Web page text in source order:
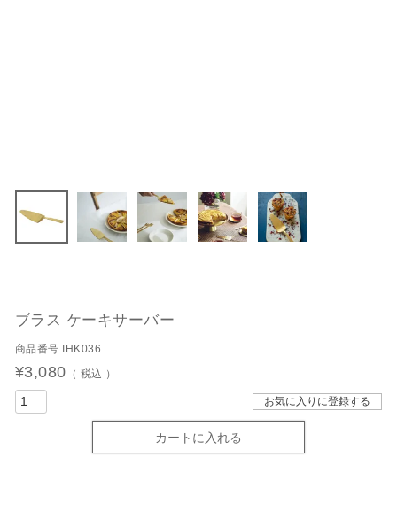
ブラス ケーキサーバー
商品番号 IHK036
¥3,080 税込
お気に入りに登録する
カートに入れる